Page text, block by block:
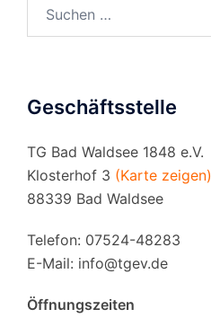
Geschäftsstelle
TG Bad Waldsee 1848 e.V.
Klosterhof 3 (Karte zeigen)
88339 Bad Waldsee
Telefon: 07524-48283
E-Mail: info@tgev.de
Öffnungszeiten